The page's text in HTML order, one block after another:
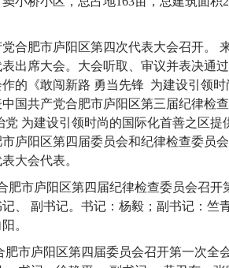
合肥市庐阳区第四次代表大会召开。
出席大会。大会听取、审议并表决通
的《敢闯新路 勇当先锋 为建设引领
国共产党合肥市庐阳区第三届纪律检
党 为建设引领时尚的国际化首善之区提
庐阳区第四届委员会和纪律检查委员
大会代表。
肥市庐阳区第四届纪律检查委员会召开
、 副书记。书记：杨毅；副书记：竺
。
肥市庐阳区第四届委员会召开第一次全